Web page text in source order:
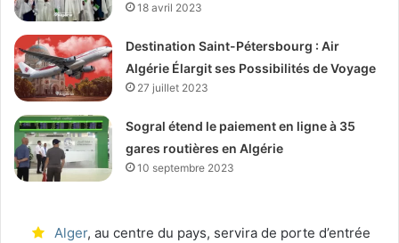
18 avril 2023
Destination Saint-Pétersbourg : Air
Algérie Élargit ses Possibilités de Voyage
27 juillet 2023
Sogral étend le paiement en ligne à 35
gares routières en Algérie
10 septembre 2023
Alger, au centre du pays, servira de porte d’entrée